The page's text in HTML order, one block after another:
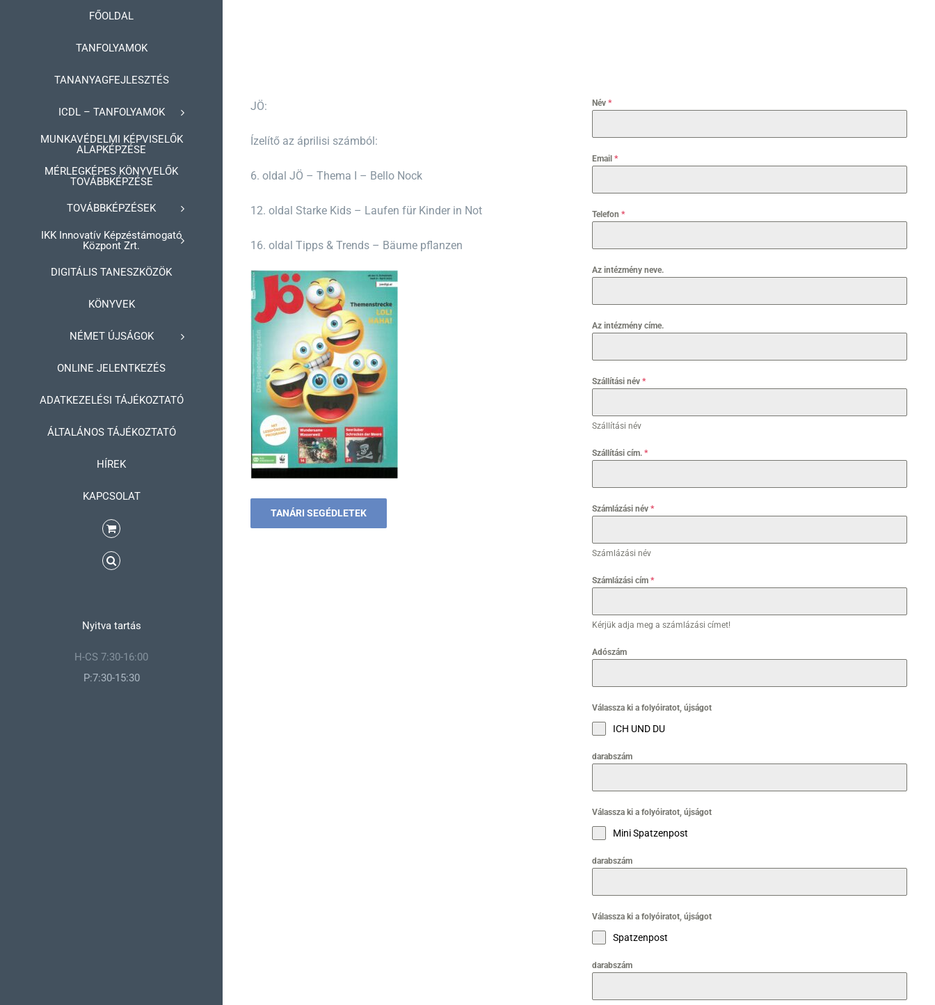
FŐOLDAL
TANFOLYAMOK
TANANYAGFEJLESZTÉS
ICDL – TANFOLYAMOK
MUNKAVÉDELMI KÉPVISELŐK
ALAPKÉPZÉSE
MÉRLEGKÉPES KÖNYVELŐK
TOVÁBBKÉPZÉSE
TOVÁBBKÉPZÉSEK
IKK Innovatív Képzéstámogató
Központ Zrt.
DIGITÁLIS TANESZKÖZÖK
KÖNYVEK
NÉMET ÚJSÁGOK
ONLINE JELENTKEZÉS
ADATKEZELÉSI TÁJÉKOZTATÓ
ÁLTALÁNOS TÁJÉKOZTATÓ
HÍREK
KAPCSOLAT
Nyitva tartás
H-CS 7:30-16:00
P:7:30-15:30
JÖ:
Ízelítő az áprilisi számból:
6. oldal JÖ – Thema I – Bello Nock
12. oldal Starke Kids – Laufen für Kinder in Not
16. oldal Tipps & Trends – Bäume pflanzen
TANÁRI SEGÉDLETEK
Név *
Email *
Telefon *
Az intézmény neve.
Az intézmény címe.
Szállítási név *
Szállítási név
Szállítási cím. *
Számlázási név *
Számlázási név
Számlázási cím *
Kérjük adja meg a számlázási címet!
Adószám
Válassza ki a folyóiratot, újságot
ICH UND DU
darabszám
Válassza ki a folyóiratot, újságot
Mini Spatzenpost
darabszám
Válassza ki a folyóiratot, újságot
Spatzenpost
darabszám